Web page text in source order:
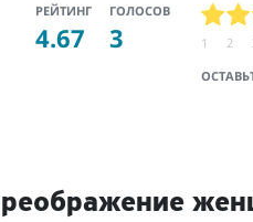
РЕЙТИНГ
4.67
ГОЛОСОВ
3 1 2